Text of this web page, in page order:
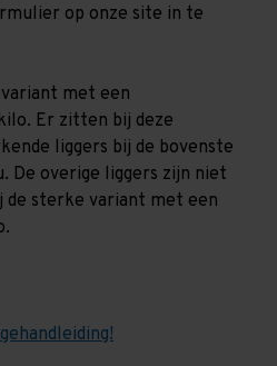
op onze site in te
met een
Er zitten bij deze
liggers bij de bovenste
De overige liggers zijn niet
sterke variant met een